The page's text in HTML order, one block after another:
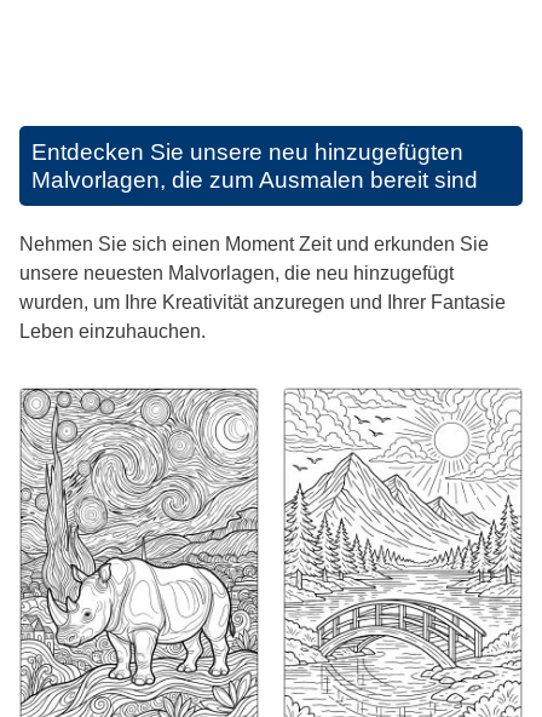
Entdecken Sie unsere neu hinzugefügten
Malvorlagen, die zum Ausmalen bereit sind
Nehmen Sie sich einen Moment Zeit und erkunden Sie
unsere neuesten Malvorlagen, die neu hinzugefügt
wurden, um Ihre Kreativität anzuregen und Ihrer Fantasie
Leben einzuhauchen.